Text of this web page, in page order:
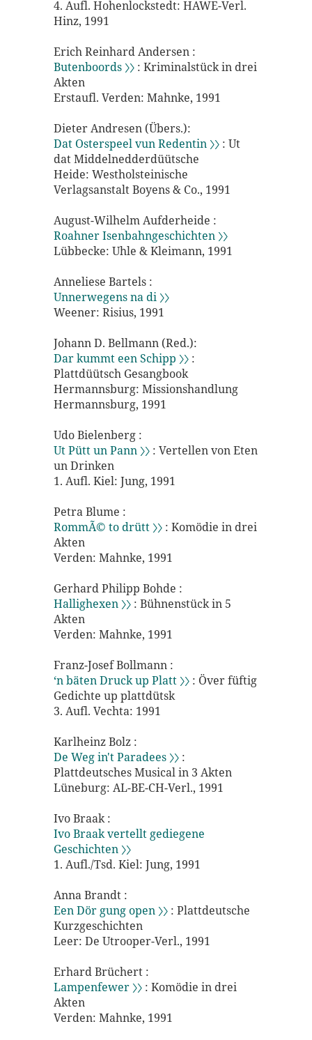
4. Aufl. Hohenlockstedt: HAWE-Verl.
Hinz, 1991
Erich Reinhard Andersen :
Butenboords 〉〉 : Kriminalstück in drei
Akten
Erstaufl. Verden: Mahnke, 1991
Dieter Andresen (Übers.):
Dat Osterspeel vun Redentin 〉〉 : Ut
dat Middelnedderdüütsche
Heide: Westholsteinische
Verlagsanstalt Boyens & Co., 1991
August-Wilhelm Aufderheide :
Roahner Isenbahngeschichten 〉〉
Lübbecke: Uhle & Kleimann, 1991
Anneliese Bartels :
Unnerwegens na di 〉〉
Weener: Risius, 1991
Johann D. Bellmann (Red.):
Dar kummt een Schipp 〉〉 :
Plattdüütsch Gesangbook
Hermannsburg: Missionshandlung
Hermannsburg, 1991
Udo Bielenberg :
Ut Pütt un Pann 〉〉 : Vertellen von Eten
un Drinken
1. Aufl. Kiel: Jung, 1991
Petra Blume :
RommÃ© to drütt 〉〉 : Komödie in drei
Akten
Verden: Mahnke, 1991
Gerhard Philipp Bohde :
Hallighexen 〉〉 : Bühnenstück in 5
Akten
Verden: Mahnke, 1991
Franz-Josef Bollmann :
‘n bäten Druck up Platt 〉〉 : Över füftig
Gedichte up plattdütsk
3. Aufl. Vechta: 1991
Karlheinz Bolz :
De Weg in't Paradees 〉〉 :
Plattdeutsches Musical in 3 Akten
Lüneburg: AL-BE-CH-Verl., 1991
Ivo Braak :
Ivo Braak vertellt gediegene
Geschichten 〉〉
1. Aufl./Tsd. Kiel: Jung, 1991
Anna Brandt :
Een Dör gung open 〉〉 : Plattdeutsche
Kurzgeschichten
Leer: De Utrooper-Verl., 1991
Erhard Brüchert :
Lampenfewer 〉〉 : Komödie in drei
Akten
Verden: Mahnke, 1991